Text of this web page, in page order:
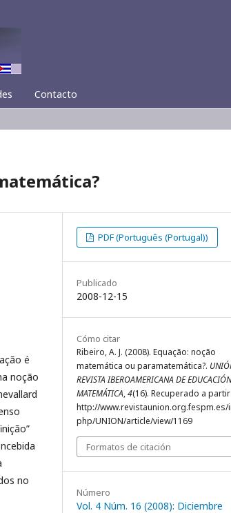
Contacto
é
noção
no
PDF (Português (Portugal))
Publicado
2008-12-15
Cómo citar
Ribeiro, A. J. (2008). Equação: noção
matemática ou paramatemática?.
REVISTA IBEROAMERICANA DE EDUCACIÓN
MATEMÁTICA,4(16). Recuperado a
http://www.revistaunion.org.fespm.es/
php/UNION/article/view/1169
Formatos de citación
Número
Vol. 4 Núm. 16 (2008): Diciembre